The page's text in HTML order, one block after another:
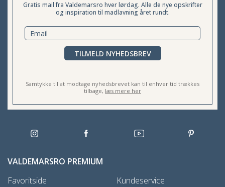
Gratis mail fra Valdemarsro hver lørdag. Alle de nye opskrifter
og inspiration til madlavning året rundt.
TILMELD NYHEDSBREV
Samtykke til at modtage nyhedsbrevet kan til enhver tid trækkes
tilbage, læs mere her
VALDEMARSRO PREMIUM
Favoritside
Kundeservice